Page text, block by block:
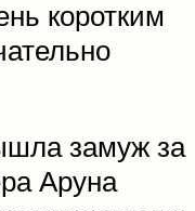
коротким
замуж за
Аруна